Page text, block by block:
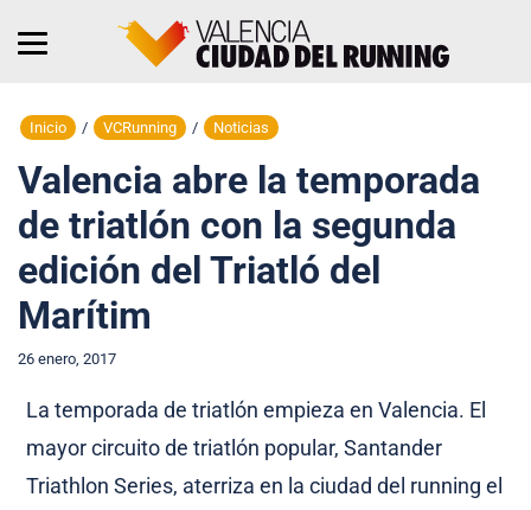
Inicio / VCRunning / Noticias
Valencia abre la temporada
de triatlón con la segunda
edición del Triatló del
Marítim
26 enero, 2017
La temporada de triatlón empieza en Valencia. El
mayor circuito de triatlón popular, Santander
Triathlon Series, aterriza en la ciudad del runningel